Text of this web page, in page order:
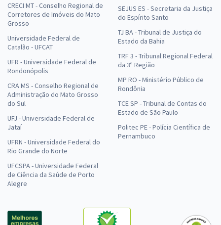
CRECI MT - Conselho Regional de
Corretores de Imóveis do Mato
Grosso
Universidade Federal de
Catalão - UFCAT
UFR - Universidade Federal de
Rondonópolis
CRA MS - Conselho Regional de
Administração do Mato Grosso
do Sul
UFJ - Universidade Federal de
Jataí
UFRN - Universidade Federal do
Rio Grande do Norte
UFCSPA - Universidade Federal
de Ciência da Saúde de Porto
Alegre
SEJUS ES - Secretaria da Justiça
do Espírito Santo
TJ BA - Tribunal de Justiça do
Estado da Bahia
TRF 3 - Tribunal Regional Federal
da 3ª Região
MP RO - Ministério Público de
Rondônia
TCE SP - Tribunal de Contas do
Estado de São Paulo
Politec PE - Polícia Científica de
Pernambuco